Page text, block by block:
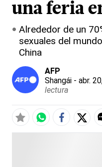
una feria
Alrededor de un
sexuales del
China
AFP
Shangái - abr.
lectura